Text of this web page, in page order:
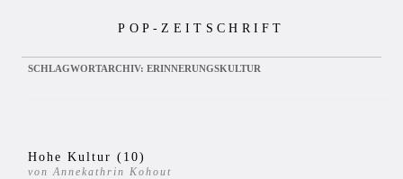
POP-ZEITSCHRIFT
SCHLAGWORTARCHIV: ERINNERUNGSKULTUR
Hohe Kultur (10)
von Annekathrin Kohout